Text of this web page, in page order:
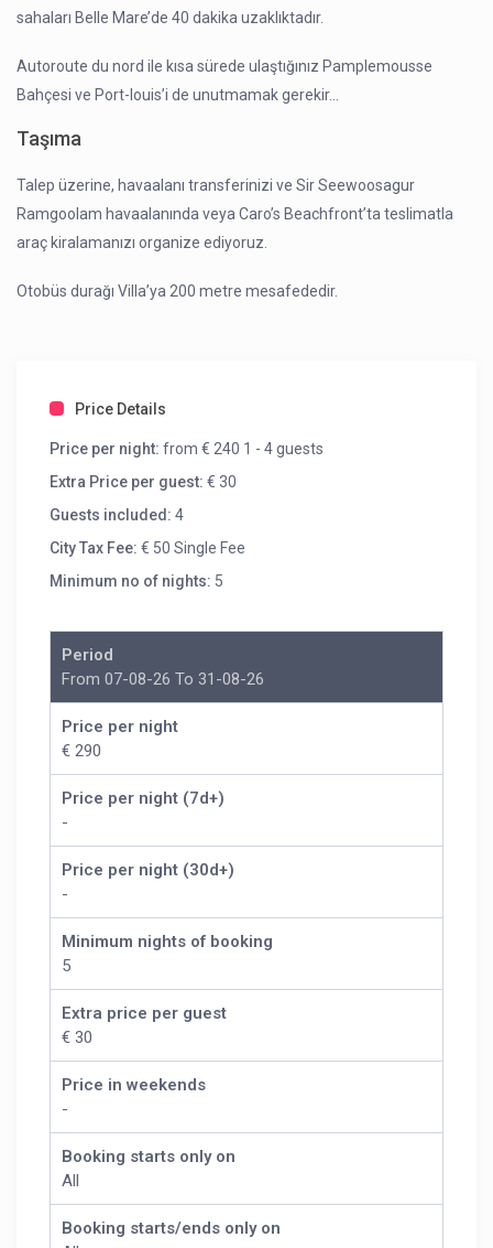
sahaları Belle Mare’de 40 dakika uzaklıktadır.
Autoroute du nord ile kısa sürede ulaştığınız Pamplemousse
Bahçesi ve Port-louis’i de unutmamak gerekir…
Taşıma
Talep üzerine, havaalanı transferinizi ve Sir Seewoosagur
Ramgoolam havaalanında veya Caro’s Beachfront’ta teslimatla
araç kiralamanızı organize ediyoruz.
Otobüs durağı Villa’ya 200 metre mesafededir.
Price Details
Price per night: from € 240 1 - 4 guests
Extra Price per guest: € 30
Guests included: 4
City Tax Fee: € 50 Single Fee
Minimum no of nights: 5
Period
From 07-08-26 To 31-08-26
Price per night
€ 290
Price per night (7d+)
-
Price per night (30d+)
-
Minimum nights of booking
5
Extra price per guest
€ 30
Price in weekends
-
Booking starts only on
All
Booking starts/ends only on